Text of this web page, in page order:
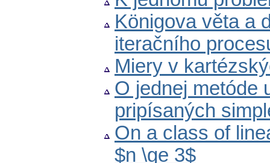
Königova věta a
iteračního
Miery v
O jednej metóde
pripísaných
On a class of
$n \ge 3$